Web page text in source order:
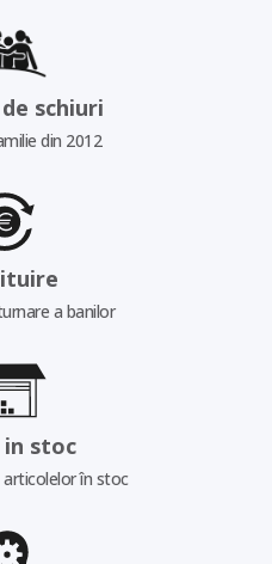
schiuri
din 2012
a banilor
stoc
în stoc